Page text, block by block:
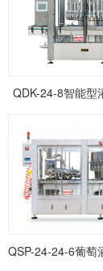
QDK-24-8智能型